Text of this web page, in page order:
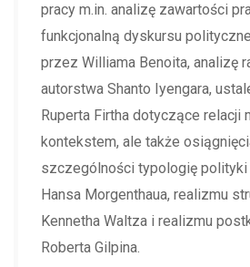
pracy m.in. analizę zawartości
funkcjonalną dyskursu
przez Williama Benoita, analizę
autorstwa Shanto Iyengara,
Ruperta Firtha dotyczące relacji
kontekstem, ale także
szczególności typologię polityki
Hansa Morgenthaua, realizmu
Kennetha Waltza i realizmu
Roberta Gilpina.